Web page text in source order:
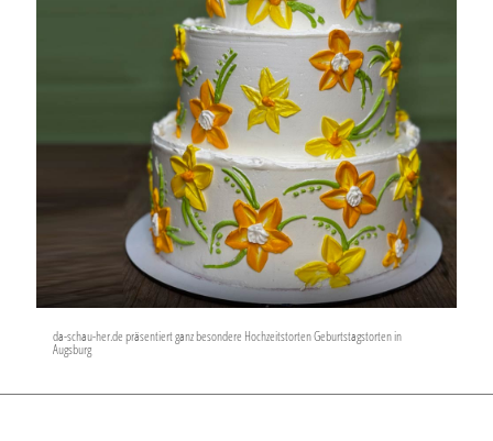
da-schau-her.de präsentiert ganz besondere Hochzeitstorten Geburtstagstorten in
Augsburg